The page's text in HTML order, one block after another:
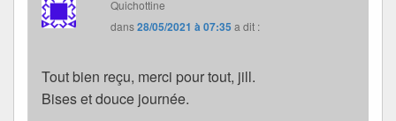
Quichottine
dans28/05/2021 à 07:35 a dit :
Tout bien reçu, merci pour tout, jill.
Bises et douce journée.